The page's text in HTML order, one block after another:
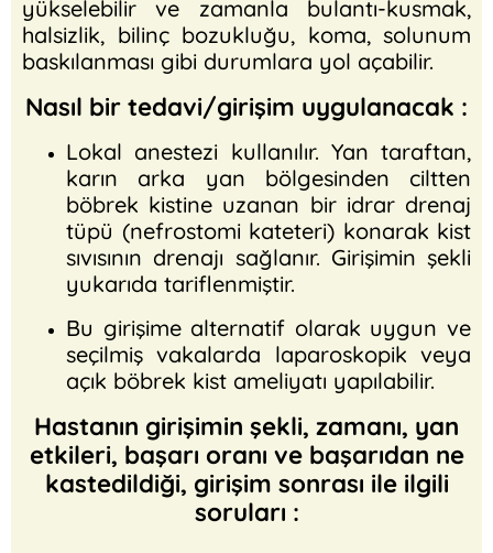
yükselebilir ve zamanla bulantı-kusmak,
halsizlik, bilinç bozukluğu, koma, solunum
baskılanması gibi durumlara yol açabilir.
Nasıl bir tedavi/girişim uygulanacak :
Lokal anestezi kullanılır. Yan taraftan,
karın arka yan bölgesinden ciltten
böbrek kistine uzanan bir idrar drenaj
tüpü (nefrostomi kateteri) konarak kist
sıvısının drenajı sağlanır. Girişimin şekli
yukarıda tariflenmiştir.
Bu girişime alternatif olarak uygun ve
seçilmiş vakalarda laparoskopik veya
açık böbrek kist ameliyatı yapılabilir.
Hastanın girişimin şekli, zamanı, yan
etkileri, başarı oranı ve başarıdan ne
kastedildiği, girişim sonrası ile ilgili
soruları :